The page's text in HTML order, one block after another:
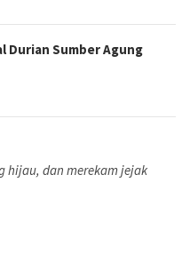
Durian Sumber Agung
hijau, dan merekam jejak